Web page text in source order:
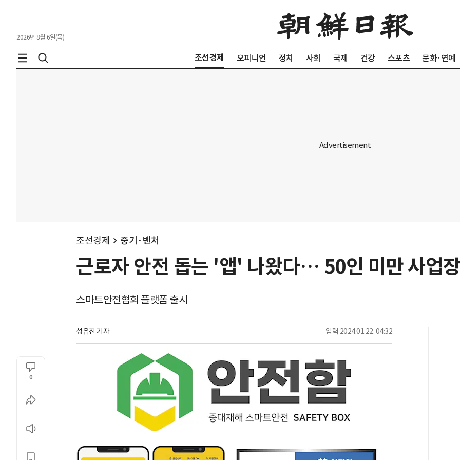
2026년 8월 6일(목)
조선경제 오피니언 정치 사회 국제 건강 스포츠 문화·연예
조선경제 중기·벤처
근로자 안전 돕는 '앱' 나왔다… 50인 미만 사업
스마트안전협회 플랫폼 출시
성유진 기자 입력 2024.01.22. 04:32
0